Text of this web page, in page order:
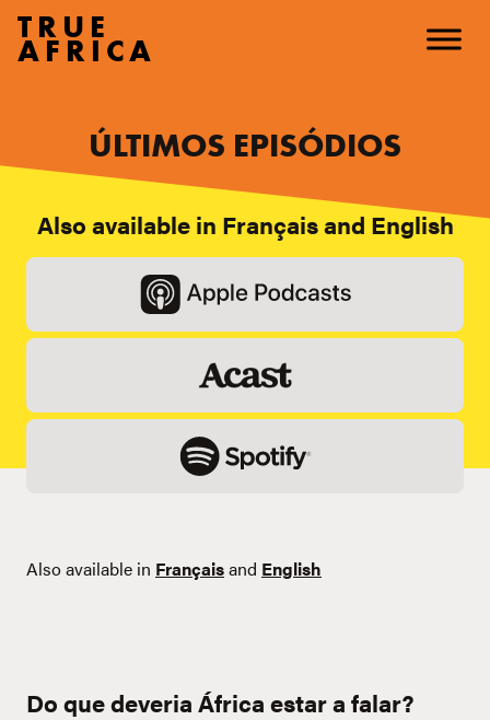
TRUE
AFRICA
ÚLTIMOS EPISÓDIOS
Also available in Français and English
Also available in Françaisand English
Do que deveria África estar a falar?